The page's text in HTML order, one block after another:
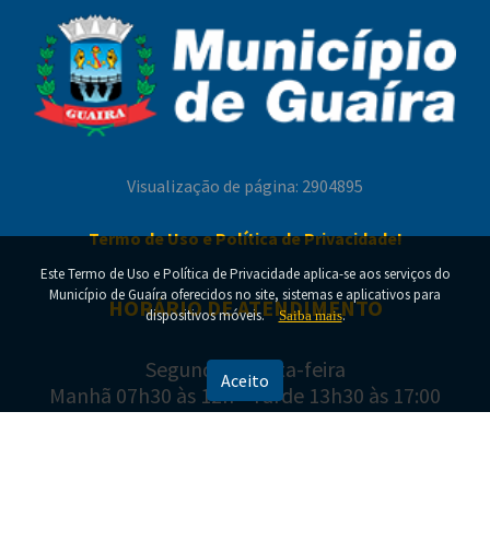
Beneficiários do Bolsa Família e do BPC devem
regularizar identificação biométrica para
garantir continuidade dos benefícios
Homenagem em comemoração ao Dia dos Pais e
valoriza servidores e cooperados
Modernização da iluminação pública avança e
amplia qualidade da luz nas ruas de Guaíra
Visualização de página: 2904895
Termo de Uso e Política de Privacidade!
HORÁRIO DE ATENDIMENTO
Segunda a Sexta-feira
Manhã 07h30 às 12h - Tarde 13h30 às 17:00
Este Termo de Uso e Política de Privacidade aplica-se aos serviços do
Município de Guaíra oferecidos no site, sistemas e aplicativos para
dispositivos móveis.
Saiba mais.
Aceito